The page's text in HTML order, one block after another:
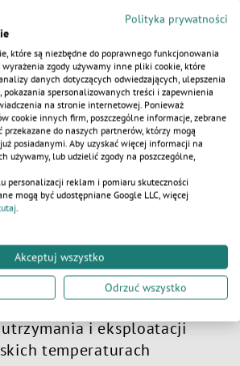
toalet przenośnych
od wieżowca
autostrady
zimą – kompletny
i eksploatacji
temperaturach
KALKULATOR
Polityka prywatności
które są niezbędne do poprawnego funkcjonowania
wyrażenia zgody używamy inne pliki cookie, które
danych dotyczących odwiedzających, ulepszenia
spersonalizowanych treści i zapewnienia
na stronie internetowej. Ponieważ
cookie innych firm, poszczególne informacje, zebrane
przekazane do naszych partnerów, którzy mogą
posiadanymi. Aby uzyskać więcej informacji na
używamy, lub udzielić zgody na poszczególne,
personalizacji reklam i pomiaru skuteczności
mogą być udostępniane Google LLC, więcej
.
Akceptuj wszystko
Odrzuć wszystko